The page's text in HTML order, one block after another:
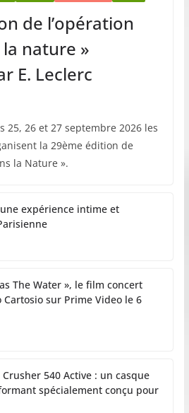
de l’opération
nature »
E. Leclerc
25, 26 et 27 septembre 2026 les
la 29ème édition de
la Nature ».
expérience intime et
The Water », le film concert
sur Prime Video le 6
540 Active : un casque
spécialement conçu pour